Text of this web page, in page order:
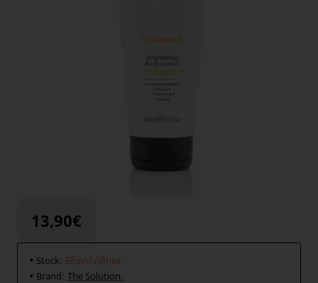
Εξαντλήθηκε
13,90€
Stock: Εξαντλήθηκε
Brand: The Solution.